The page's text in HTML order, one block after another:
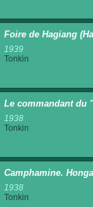
Foire de Hagiang
1939
Tonkin
Le commandant du
1938
Tonkin
Camphamine.
1938
Tonkin